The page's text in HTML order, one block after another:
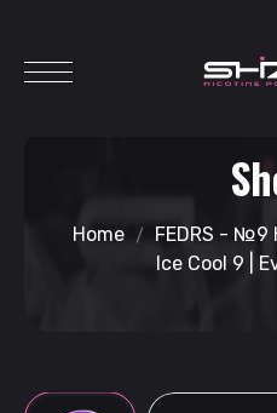
Home FEDRS - №9
Ice Cool 9 |